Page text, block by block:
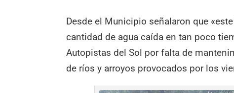
Desde el Municipio señalaron que
cantidad de agua caída en tan poco
Autopistas del Sol por falta de
de ríos y arroyos provocados por los